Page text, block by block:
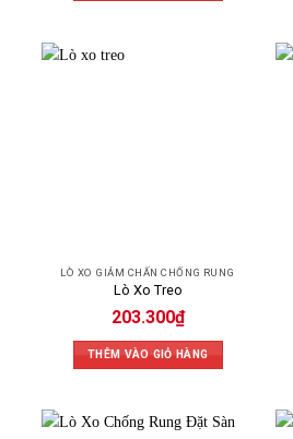
LÒ XO GIẢM CHẤN CHỐNG RUNG
Lò Xo Treo
203.300₫
THÊM VÀO GIỎ HÀNG